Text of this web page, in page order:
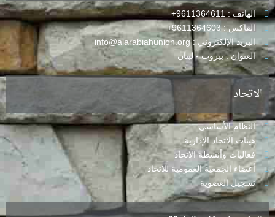
الهاتف : 9611364611+
الفاكس : 9611364603+
البريد الإلكتروني : info@alarabiahunion.org
العنوان : بيروت - لبنان
الاتحاد
النظام الأساسي
هيئات الاتحاد الإدارية
فعاليات وأنشطة الاتحاد
أعضاء الجمعية العمومية للاتحاد
تسجيل العضوية